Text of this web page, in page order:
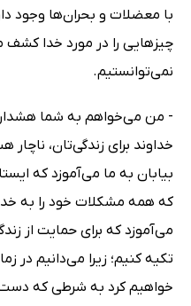
با معضلات و بحران‌ها وجود
چیزهایی را در مورد خدا
نمی‌توانستیم.
- من می‌خواهم به شما هشدار
خداوند برای زندگی‌تان، ناچار
بیابان به ما می‌آموزد که
که همه‌ مشکلات خود را به
می‌آموزد که برای حمایت از
تکیه کنیم؛ زیرا می‌دانیم در
خواهیم کرد به شرطی که دست